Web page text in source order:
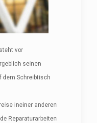
vor
seinen
dem Schreibtisch
ineiner anderen
Reparaturarbeiten